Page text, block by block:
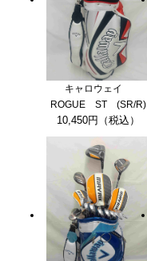
キャロウェイ
ROGUE ST (SR/R)
10,450円（税込）